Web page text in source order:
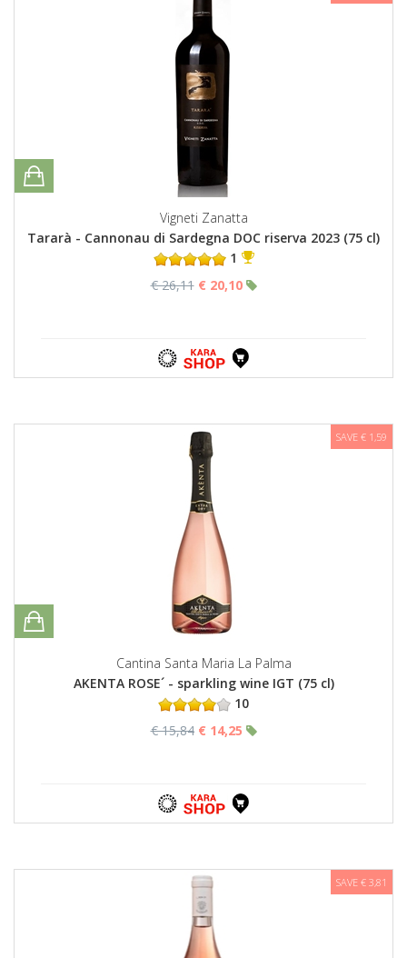
Vigneti Zanatta
Tararà - Cannonau di Sardegna DOC riserva 2023 (75 cl)
1
€ 26,11 € 20,10
SAVE € 1,59
Cantina Santa Maria La Palma
AKENTA ROSE´ - sparkling wine IGT (75 cl)
10
€ 15,84 € 14,25
SAVE € 3,81